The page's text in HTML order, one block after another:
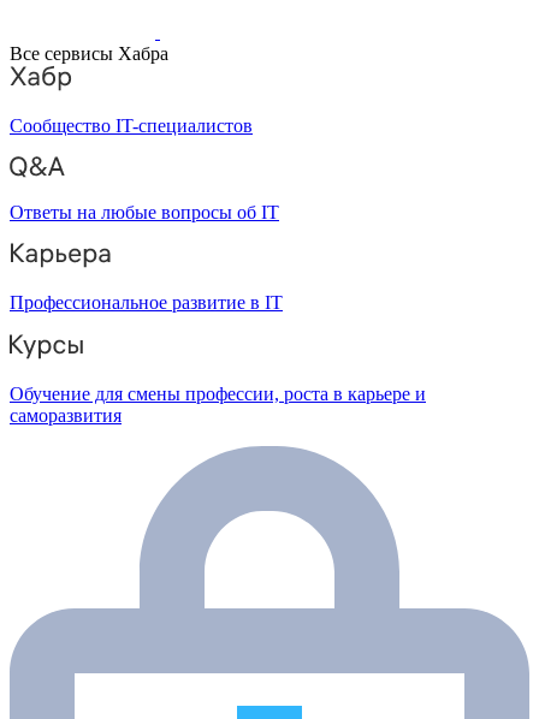
Все сервисы Хабра
Сообщество IT-специалистов
Ответы на любые вопросы об IT
Профессиональное развитие в IT
Обучение для смены профессии, роста в карьере и
саморазвития